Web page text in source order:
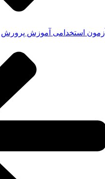
آزمون استخدامی آموزش پرورش